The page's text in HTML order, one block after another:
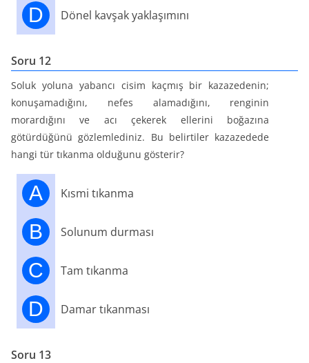
D Dönel kavşak yaklaşımını
Soru 12
Soluk yoluna yabancı cisim kaçmış bir kazazedenin;
konuşamadığını, nefes alamadığını, renginin
morardığını ve acı çekerek ellerini boğazına
götürdüğünü gözlemlediniz. Bu belirtiler kazazedede
hangi tür tıkanma olduğunu gösterir?
A Kısmi tıkanma
B Solunum durması
C Tam tıkanma
D Damar tıkanması
Soru 13